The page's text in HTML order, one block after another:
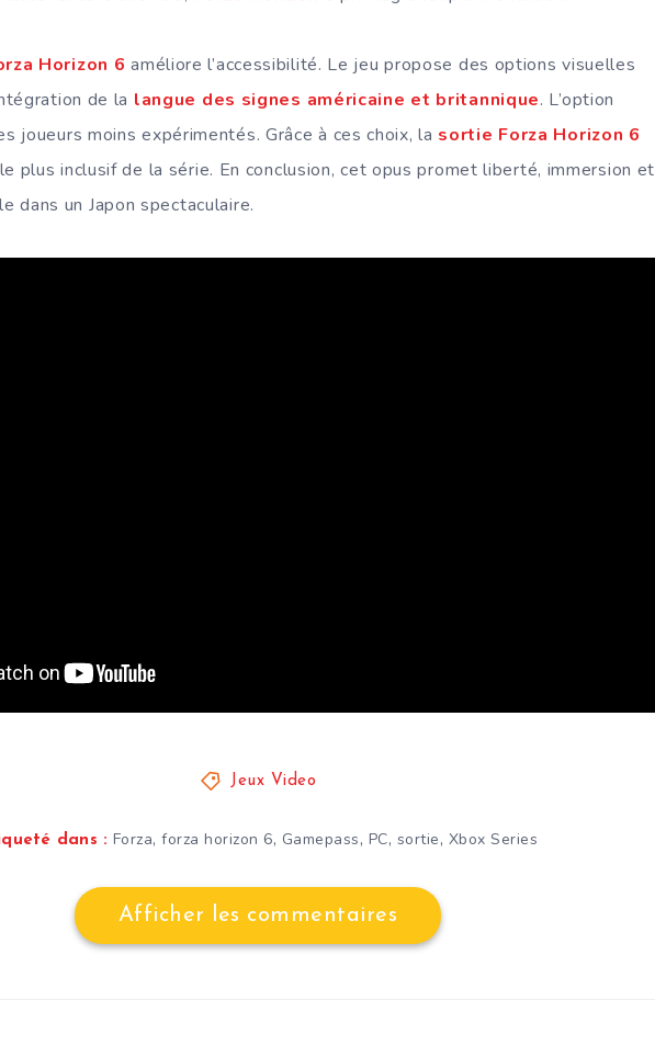
Horizon 6 améliore l’accessibilité. Le jeu propose des options visuelles
de la langue des signes américaine et britannique. L’option
joueurs moins expérimentés. Grâce à ces choix, la sortie Forza Horizon 6
plus inclusif de la série. En conclusion, cet opus promet liberté, immersion et
dans un Japon spectaculaire.
Jeux Video
dans : Forza,forza horizon 6, Gamepass, PC, sortie, Xbox Series
Afficher les commentaires